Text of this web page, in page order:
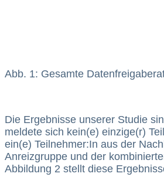
Abb. 1: Gesamte
Die Ergebnisse unserer Studie
meldete sich kein(e) einzige(r)
ein(e) Teilnehmer:In aus der
Anreizgruppe und der
Abbildung 2 stellt diese